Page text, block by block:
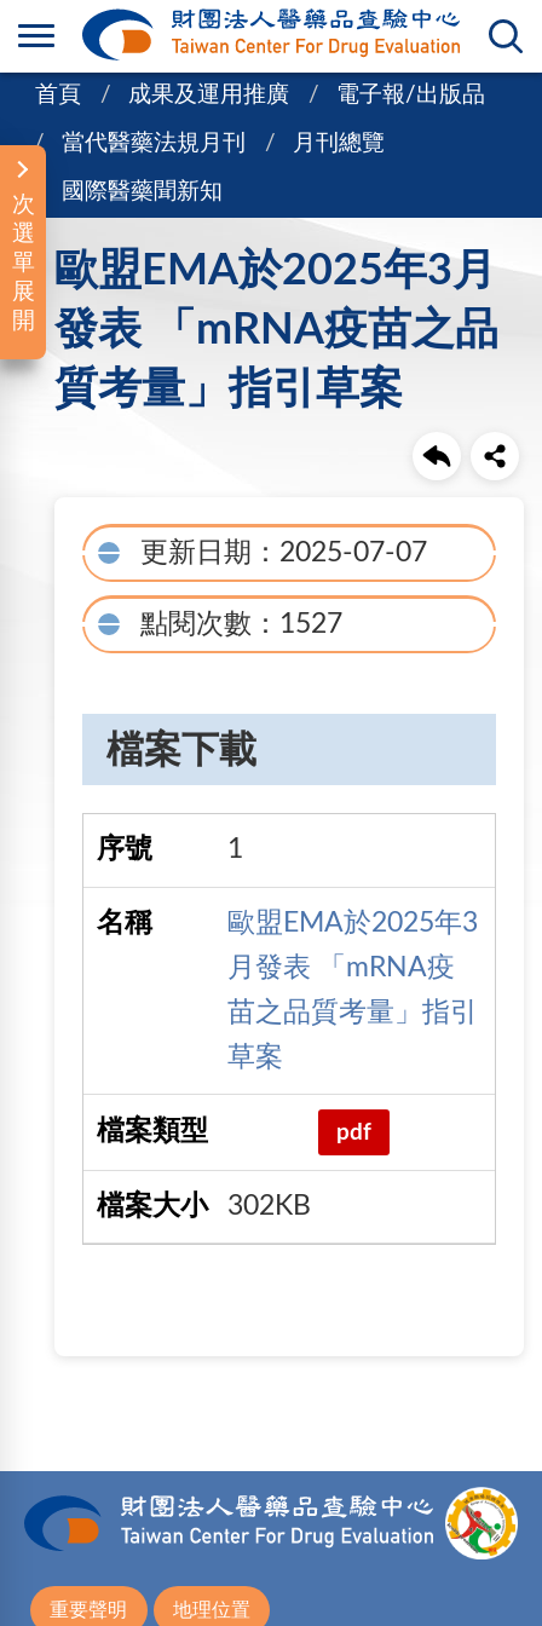
首頁 成果及運用推廣 電子報/出版品
當代醫藥法規月刊 月刊總覽
國際醫藥聞新知
次
選
單
展
開
歐盟EMA於2025年3月
發表 「mRNA疫苗之品
質考量」指引草案
更新日期：2025-07-07
點閱次數：1527
檔案下載
1
歐盟EMA於2025年3
月發表 「mRNA疫
苗之品質考量」指引
草案
pdf
302KB
重要聲明 地理位置